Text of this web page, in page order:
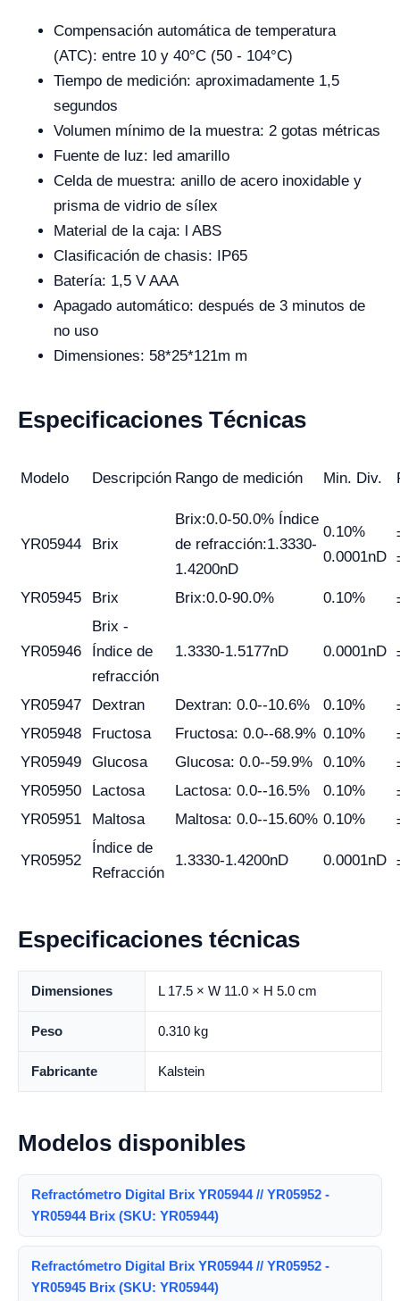
Compensación automática de temperatura
(ATC): entre 10 y 40°C (50 - 104°C)
Tiempo de medición: aproximadamente 1,5
segundos
Volumen mínimo de la muestra: 2 gotas métricas
Fuente de luz: led amarillo
Celda de muestra: anillo de acero inoxidable y
prisma de vidrio de sílex
Material de la caja: l ABS
Clasificación de chasis: IP65
Batería: 1,5 V AAA
Apagado automático: después de 3 minutos de
no uso
Dimensiones: 58*25*121m m
Especificaciones Técnicas
Modelo Descripción Rango de medición Min. Div.
YR05944 Brix
Brix:0.0-50.0% Índice
de refracción:1.3330-
1.4200nD
0.10%
0.0001nD
YR05945 Brix Brix:0.0-90.0% 0.10%
YR05946
Brix -
Índice de
refracción
1.3330-1.5177nD 0.0001nD
YR05947 Dextran Dextran: 0.0--10.6% 0.10%
YR05948
Fructosa Fructosa: 0.0--68.9% 0.10%
YR05949
Glucosa Glucosa: 0.0--59.9% 0.10%
YR05950
Lactosa Lactosa: 0.0--16.5% 0.10%
YR05951
Maltosa Maltosa: 0.0--15.60% 0.10%
YR05952
Índice de
Refracción
1.3330-1.4200nD 0.0001nD
Especificaciones técnicas
Dimensiones L 17.5 × W 11.0 × H 5.0 cm
Peso 0.310 kg
Fabricante Kalstein
Modelos disponibles
Refractómetro Digital Brix YR05944 // YR05952 -
YR05944 Brix (SKU: YR05944)
Refractómetro Digital Brix YR05944 // YR05952 -
YR05945 Brix (SKU: YR05944)